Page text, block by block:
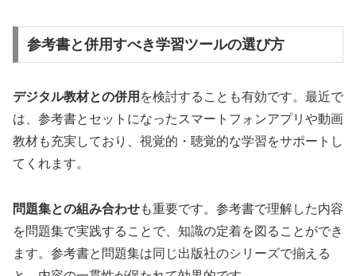
参考書と併用すべき学習ツールの選び方
デジタル教材との併用 を検討することも有効です。最近で
は、参考書とセットになったスマートフォンアプリや動画
教材も充実しており、視覚的・聴覚的な学習をサポートし
てくれます。
問題集との組み合わせも重要です。参考書で理解した内容
を問題集で実践することで、知識の定着を図ることができ
ます。参考書と問題集は同じ出版社のシリーズで揃える